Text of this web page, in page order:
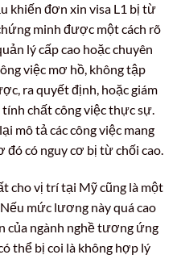
khiến đơn xin visa L1 bị từ
minh được một cách rõ
lý cấp cao hoặc chuyên
việc mơ hồ, không tập
ra quyết định, hoặc giám
chất công việc thực sự.
mô tả các công việc mang
đó có nguy cơ bị từ chối cao.
cho vị trí tại Mỹ cũng là một
mức lương này quá cao
của ngành nghề tương ứng
thể bị coi là không hợp lý